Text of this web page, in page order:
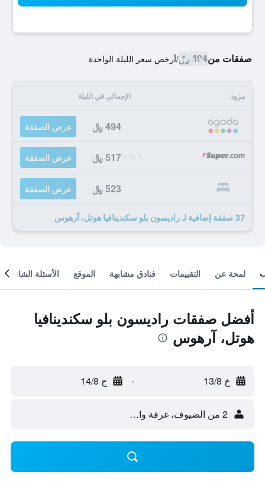
صفقات من494 ﷼ /أرخص سعر الليلة الواحدة
مزود الإجمالي في الليلة
494 ﷼ عرض الصفقة
517 ﷼ عرض الصفقة
523 ﷼ عرض الصفقة
37 صفقة إضافية لـ راديسون بلو سكندينافيا هوتل، آرهوس
لمحة عن التقييمات فنادق مشابهة الموقع الأسئلة الشائعة
أفضل صفقات راديسون بلو سكندينافيا
هوتل، آرهوس
خ 13/8 - ج 14/8
2 من الضيوف، غرفة واحدة